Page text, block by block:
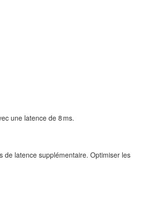
une latence de 8 ms.
de latence supplémentaire. Optimiser les